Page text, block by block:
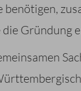
Gründung